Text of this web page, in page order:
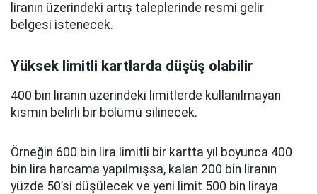
liranın üzerindeki artış taleplerinde resmi gelir
belgesi istenecek.
Yüksek limitli kartlarda düşüş olabilir
400 bin liranın üzerindeki limitlerde kullanılmayan
kısmın belirli bir bölümü silinecek.
Örneğin 600 bin lira limitli bir kartta yıl boyunca 400
bin lira harcama yapılmışsa, kalan 200 bin liranın
yüzde 50’si düşülecek ve yeni limit 500 bin liraya